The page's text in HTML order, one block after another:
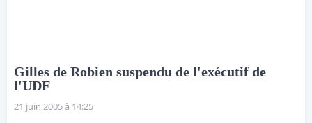
Gilles de Robien suspendu de l'exécutif de
l'UDF
21 juin 2005 à 14:25